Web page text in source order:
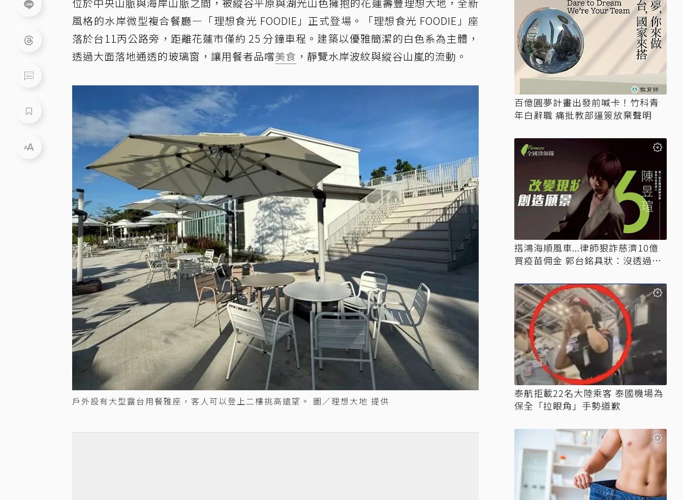
風格的水岸微型複合餐廳—「理想食光 FOODIE」正式登場。「理想食光 FOODIE」座
落於台11丙公路旁，距離花蓮市僅約 25 分鐘車程。建築以優雅簡潔的白色系為主體，
透過大面落地通透的玻璃窗，讓用餐者品嚐美食 ，靜覽水岸波紋與縱谷山嵐的流動。
戶外設有大型露台用餐雅座，客人可以登上二樓挑高遠望。 圖／理想大地 提供
百億圓夢計畫出發前喊卡！竹科青
年白辭職 痛批教部逼簽放棄聲明
搭鴻海順風車...律師狠詐慈濟10億
買疫苗佣金 郭台銘具狀：沒透過仲
泰航拒載22名大陸乘客 泰國機場為
保全「拉眼角」手勢道歉